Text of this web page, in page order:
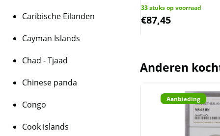
Kwaliteit
De munten worden
BTW
houdt in dat wij btw
behalen op dit
niet op de factuur
33stuks op voorraad
€87,45
Anderen
Zilver
Aanbieding
Caribische Eilanden
Cayman Islands
Chad - Tjaad
Chinese panda
Congo
Cook islands